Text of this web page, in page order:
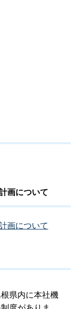
画について
画について
県内に本社機